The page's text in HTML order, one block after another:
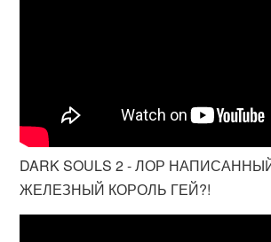
DARK SOULS 2 - ЛОР
ЖЕЛЕЗНЫЙ КОРОЛЬ ГЕЙ?!